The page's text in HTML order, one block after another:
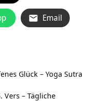
Email
Glück – Yoga Sutra
Vers – Tägliche